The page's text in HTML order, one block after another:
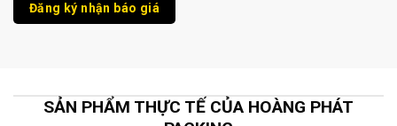
SẢN PHẨM THỰC TẾ CỦA HOÀNG PHÁT